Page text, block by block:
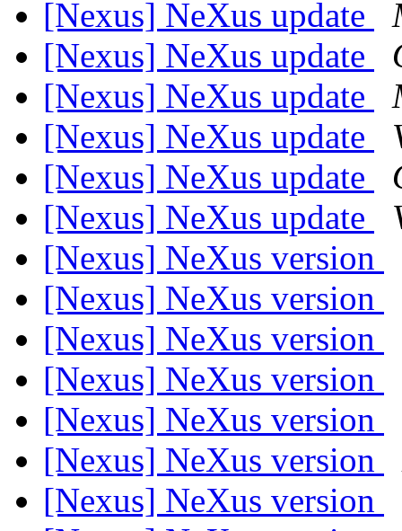
[Nexus] NeXus update
[Nexus] NeXus update
[Nexus] NeXus update
[Nexus] NeXus update
[Nexus] NeXus update
[Nexus] NeXus update
[Nexus] NeXus version
[Nexus] NeXus version
[Nexus] NeXus version
[Nexus] NeXus version
[Nexus] NeXus version
[Nexus] NeXus version
[Nexus] NeXus version